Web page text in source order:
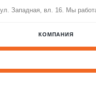
ул. Западная, вл. 16. Мы
КОМПАНИЯ